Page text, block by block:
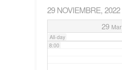
29 NOVIEMBRE, 2022
29 Mar
All-day
7:00
8:00